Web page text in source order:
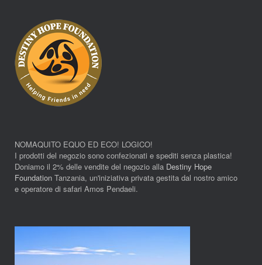
NOMAQUITO EQUO ED ECO! LOGICO!
I prodotti del negozio sono confezionati e spediti senza plastica!
Doniamo il 2% delle vendite del negozio alla Destiny Hope
Foundation Tanzania, un'iniziativa privata gestita dal nostro amico
e operatore di safari Amos Pendaeli.